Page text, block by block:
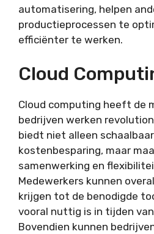
automatisering, helpen
productieprocessen te
efficiënter te werken.
Cloud
Cloud computing heeft de
bedrijven werken
biedt niet alleen
kostenbesparing, maar
samenwerking en
Medewerkers kunnen
krijgen tot de benodigde
vooral nuttig is in tijden
Bovendien kunnen